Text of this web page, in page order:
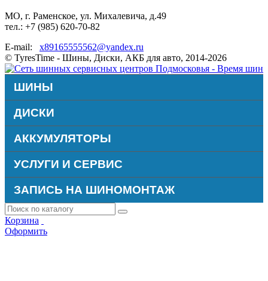
МО, г. Раменское, ул. Михалевича, д.49
тел.: +7 (985) 620-70-82
E-mail: x89165555562@yandex.ru
© TyresTime - Шины, Диски, АКБ для авто, 2014-2026
ШИНЫ
ДИСКИ
АККУМУЛЯТОРЫ
УСЛУГИ И СЕРВИС
ЗАПИСЬ НА ШИНОМОНТАЖ
Корзина
Оформить